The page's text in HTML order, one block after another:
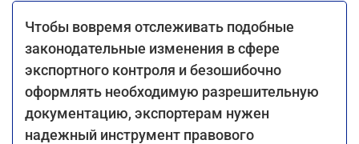
Чтобы вовремя отслеживать подобные
законодательные изменения в сфере
экспортного контроля и безошибочно
оформлять необходимую разрешительную
документацию, экспортерам нужен
надежный инструмент правового